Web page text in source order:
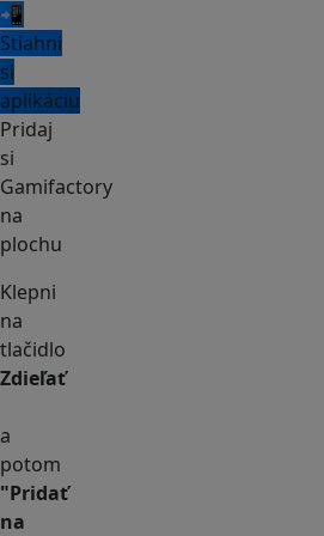
📲
Stiahni
si
aplikáciu
Pridaj
si
Gamifactory
na
plochu
Klepni
na
tlačidlo
Zdieľať
a
potom
"Pridať
na